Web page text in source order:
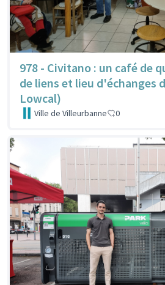
978 - Civitano : un café de
de liens et lieu d'échanges
Lowcal)
Ville de Villeurbanne 0